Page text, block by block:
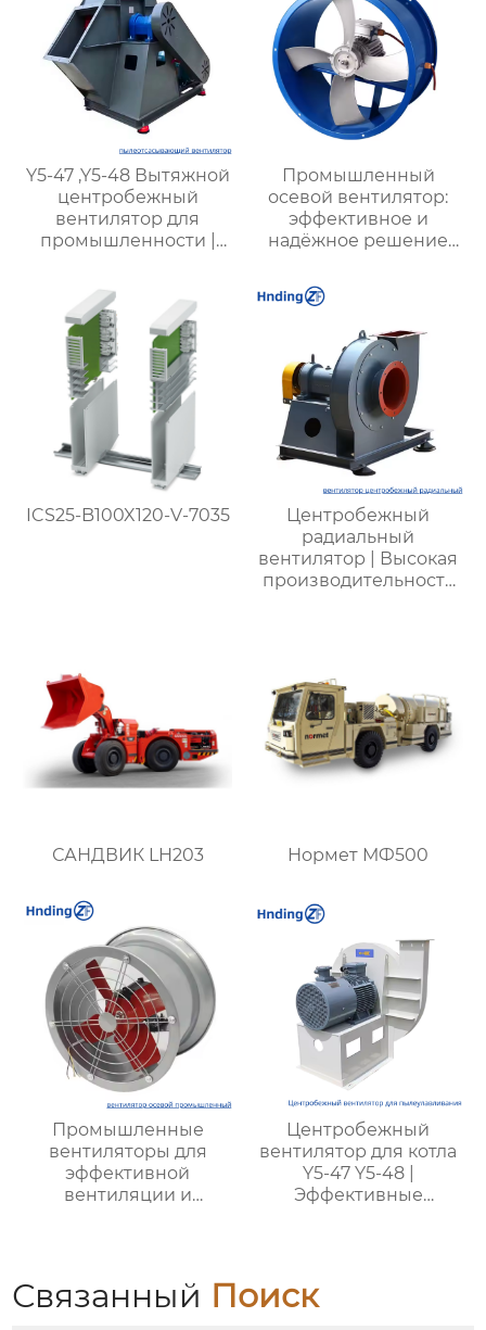
Y5-47 ,Y5-48 Вытяжной
центробежный
вентилятор для
промышленности |
котлов | Эффективные
системы удаления
пыли и газа | Для всех
типов угля
Промышленный
осевой вентилятор:
эффективное и
надёжное решение
заводов, шахт и
промышленных
предприятий
ICS25-B100X120-V-7035
Центробежный
радиальный
вентилятор | Высокая
производительность
вентиляции
САНДВИК LH203 Нормет МФ500
Промышленные
вентиляторы для
эффективной
вентиляции и
для вашего бизнеса
Центробежный
вентилятор для котла
Y5-47 Y5-48 |
Эффективные
Связанный Поиск